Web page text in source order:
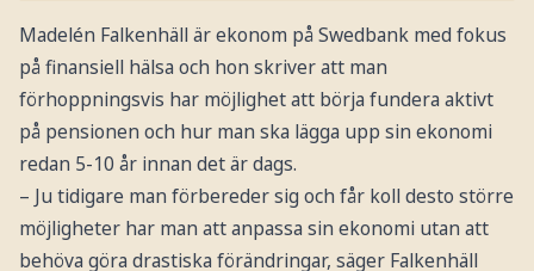
Madelén Falkenhäll är ekonom på Swedbank med fokus
på finansiell hälsa och hon skriver att man
förhoppningsvis har möjlighet att börja fundera aktivt
på pensionen och hur man ska lägga upp sin ekonomi
redan 5-10 år innan det är dags.
– Ju tidigare man förbereder sig och får koll desto större
möjligheter har man att anpassa sin ekonomi utan att
behöva göra drastiska förändringar, säger Falkenhäll